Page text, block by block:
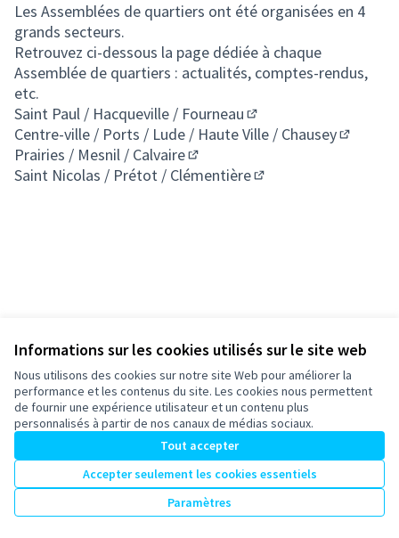
Informations sur les cookies utilisés sur le site web
Nous utilisons des cookies sur notre site Web pour améliorer la
performance et les contenus du site. Les cookies nous permettent
de fournir une expérience utilisateur et un contenu plus
personnalisés à partir de nos canaux de médias sociaux.
Tout accepter
Accepter seulement les cookies essentiels
Paramètres
Les Assemblées de quartiers ont été organisées en 4
grands secteurs.
Retrouvez ci-dessous la page dédiée à chaque
Assemblée de quartiers : actualités, comptes-rendus,
etc.
Saint Paul / Hacqueville / Fourneau
(S'ouvre dans un
Centre-ville / Ports / Lude / Haute Ville / Chausey
Prairies / Mesnil / Calvaire
(S'ouvre dans un nouvel onglet)
Saint Nicolas / Prétot / Clémentière
Conditions d'utilisation
Paramètres des cookies
participons-granville.fr sur X
(Lien externe)
participons-granville.fr sur Facebook
participons-granville.fr sur Instagram
Site réalisé grâce aulogiciel libre Decidim .
Licence
(Lien